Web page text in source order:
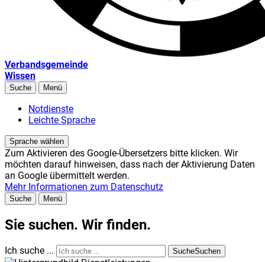
Verbandsgemeinde
Wissen
Suche Menü
Notdienste
Leichte Sprache
Sprache wählen
Zum Aktivieren des Google-Übersetzers bitte klicken. Wir
möchten darauf hinweisen, dass nach der Aktivierung Daten
an Google übermittelt werden.
Mehr Informationen zum Datenschutz
Suche Menü
Sie suchen. Wir finden.
Ich suche ... SucheSuchen